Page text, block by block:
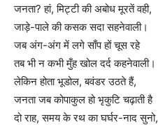
जनता? हां, मिट्टी की अबोध मूरतें वही,
जाड़े-पाले की कसक सदा सहनेवाली।
जब अंग-अंग में लगे साँप हों चूस रहे
तब भी न कभी मुँह खोल दर्द कहनेवाली।
लेकिन होता भूडोल, बवंडर उठते हैं,
जनता जब कोपाकुल हो भृकुटि चढ़ाती है
दो राह, समय के रथ का घर्घर-नाद सुनो,